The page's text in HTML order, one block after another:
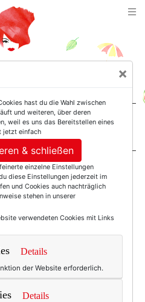
Not Girls.
mit dem
×
hast du die Wahl zwischen
und weiteren, über deren
weil es uns das Bereitstellen eines
jetzt einfach
& schließen
einzelne Einstellungen
diese Einstellungen jederzeit im
und Cookies auch nachträglich
stehen in unserer
verwendeten Cookies mit Links
Details
der Website erforderlich.
Details